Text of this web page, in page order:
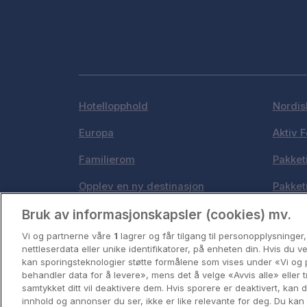
Hotellopphold
Europa
Familierom
Opplev en ny destinasjon
Norges beste reisemål
Storbyweekend
Aktiv
Bruk av informasjonskapsler (cookies) mv.
Vi og partnerne våre 1 lagrer og får tilgang til
nettleserdata eller unike identifikatorer, på enheten din. Hvis du
kan sporingsteknologier støtte formålene som vises under «Vi og
behandler data for å levere», mens det å velge «Avvis alle» eller
samtykket ditt vil deaktivere dem. Hvis sporere er deaktivert, kan
innhold og annonser du ser, ikke er like relevante for deg. Du kan